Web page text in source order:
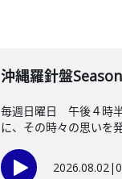
沖縄羅針盤
毎週日曜日 午後４時
に、その時々の思いを
2026.08.02|